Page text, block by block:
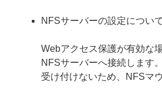
NFSサーバーの設定について
Webアクセス保護が有効な
NFSサーバーへ接続します
受け付けないため、NFSマ